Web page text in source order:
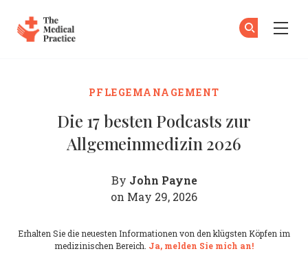
PFLEGEMANAGEMENT
Die 17 besten Podcasts zur
Allgemeinmedizin 2026
By John Payne
on May 29, 2026
Erhalten Sie die neuesten Informationen von den klügsten Köpfen im
medizinischen Bereich. Ja, melden Sie mich an!